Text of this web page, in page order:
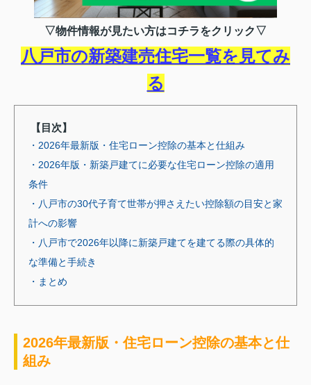
▽物件情報が見たい方はコチラをクリック▽
八戸市の新築建売住宅一覧を見てみ
る
【目次】
・2026年最新版・住宅ローン控除の基本と仕組み
・2026年版・新築戸建てに必要な住宅ローン控除の適用
条件
・八戸市の30代子育て世帯が押さえたい控除額の目安と家
計への影響
・八戸市で2026年以降に新築戸建てを建てる際の具体的
な準備と手続き
・まとめ
2026年最新版・住宅ローン控除の基本と仕
組み